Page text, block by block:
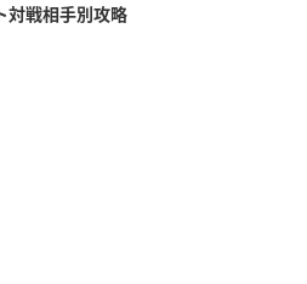
対戦相手別攻略